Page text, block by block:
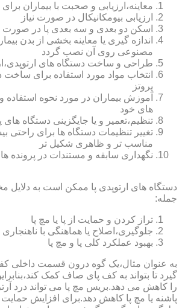
معاینه،ارزیابی و صحبت با بیماران برای
ارزیابی بیومکانیکال در صورت نیاز
اسکن دو بعدی و سه بعدی پا در صورت
اندازه گیری یا معاینه بخشی از بدن
مصنوعی روی آن نصب گردد
طراحی و ساخت دستگاه های
انتخاب مواد مورد استفاده برای ساخت
پروتز
آموزش بیماران در مورد نحوه استفاده
های خود
تنظیم،تعمیر و یا جایگزینی دستگاه های
تغییر تنظیمات دستگاه ها برای راحتی
مناسب تر و ظاهری شکیل تر
نگهداری سابقه و مستندات در پرونده
دستگاه های ارتوپدی پا ممکن است به دلایل
جمله:
تراز کردن و حمایت از پا یا مچ پا
جلوگیری،اصلاح یا هماهنگی با ناهنجاری
بهبود عملکرد کلی پا و مچ پا
به عنوان مثال،یک گوه درون قسمت داخلی
گیرد تا بتواند به کف پای صاف کمک
را کاهش می دهد.بریس مچ پا می تواند درد
پاشنه یا مچ پا کاهش دهد.برای افزایش